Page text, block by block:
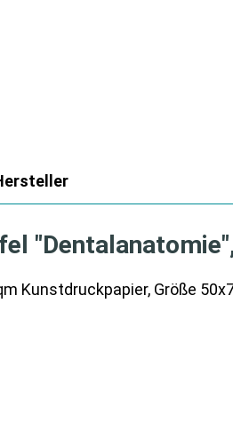
Kunstdruckpapier, Größe